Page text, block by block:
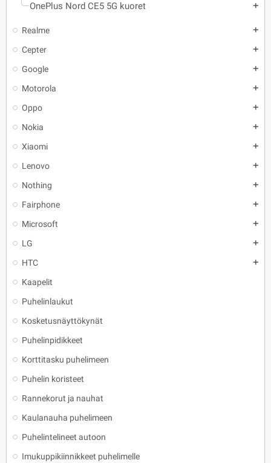
OnePlus Nord CE5 5G kuoret add
Realme add
Cepter add
Google add
Motorola add
Oppo add
Nokia add
Xiaomi add
Lenovo add
Nothing add
Fairphone add
Microsoft add
LG add
HTC add
Kaapelit
Puhelinlaukut
Kosketusnäyttökynät
Puhelinpidikkeet
Korttitasku puhelimeen
Puhelin koristeet
Rannekorut ja nauhat
Kaulanauha puhelimeen
Puhelintelineet autoon
Imukuppikiinnikkeet puhelimelle